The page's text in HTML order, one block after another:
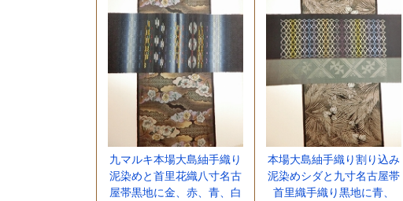
九マルキ本場大島紬手織り
泥染めと首里花織八寸名古
屋帯黒地に金、赤、青、白
本場大島紬手織り割り込み
泥染めシダと九寸名古屋帯
首里織手織り黒地に青、